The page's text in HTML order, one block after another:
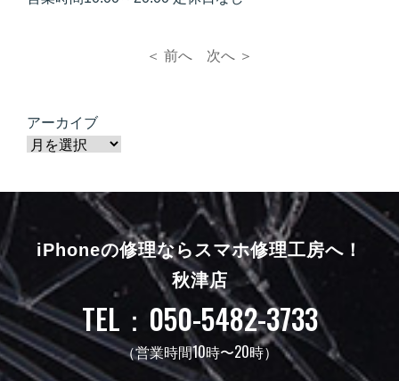
＜ 前へ 次へ ＞
アーカイブ
iPhoneの修理ならスマホ修理工房へ！
秋津店
TEL：050-5482-3733
（営業時間10時〜20時）